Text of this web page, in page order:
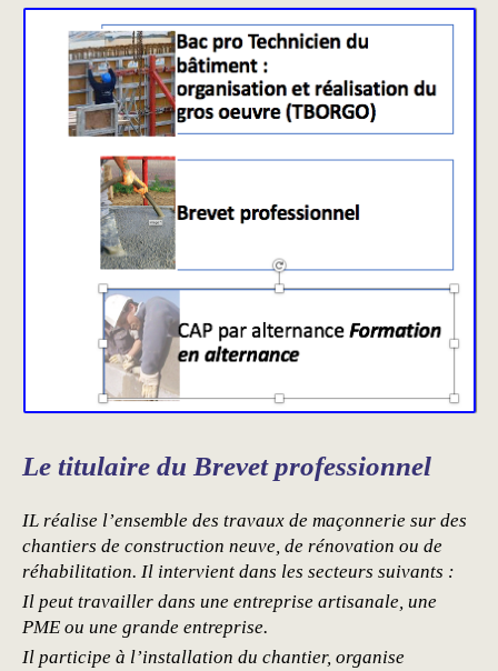
Le titulaire du Brevet professionnel
IL réalise l’ensemble des travaux de maçonnerie sur des
chantiers de construction neuve, de rénovation ou de
réhabilitation. Il intervient dans les secteurs suivants :
Il peut travailler dans une entreprise artisanale, une
PME ou une grande entreprise.
Il participe à l’installation du chantier, organise